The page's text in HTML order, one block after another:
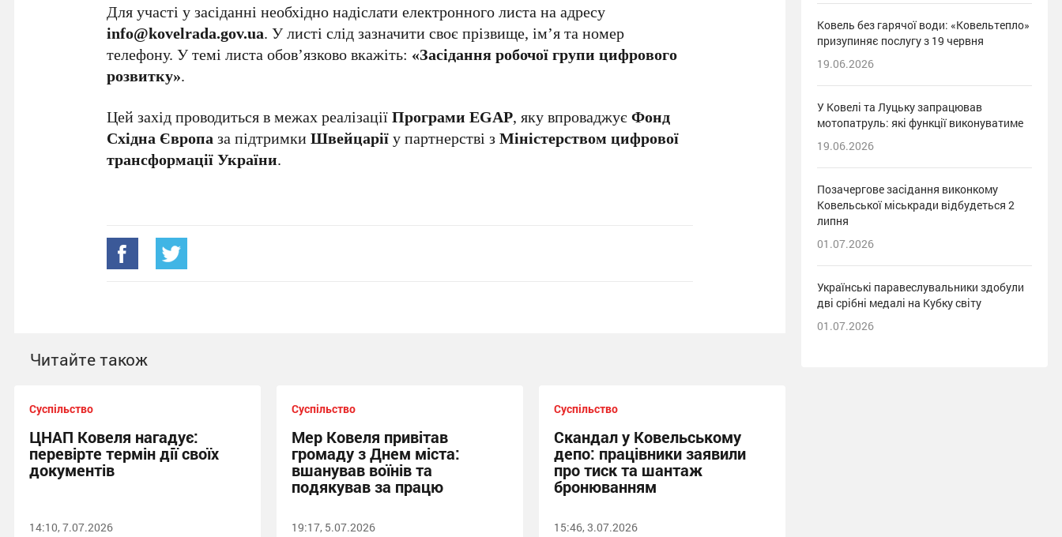
Для участі у засіданні необхідно надіслати електронного листа на адресу
info@kovelrada.gov.ua. У листі слід зазначити своє прізвище, ім’я та номер
телефону. У темі листа обов’язково вкажіть: «Засідання робочої групи цифрового
розвитку».
Цей захід проводиться в межах реалізаціїПрограми EGAP, яку впроваджуєФонд
Східна Європаза підтримкиШвейцаріїу партнерстві зМіністерством цифрової
трансформації України.
Читайте також
Суспільство
ЦНАП Ковеля нагадує:
перевірте термін дії своїх
документів
14:10, 7.07.2026
Суспільство
Мер Ковеля привітав
громаду з Днем міста:
вшанував воїнів та
подякував за працю
19:17, 5.07.2026
Суспільство
Скандал у Ковельському
депо: працівники заявили
про тиск та шантаж
бронюванням
15:46, 3.07.2026
Ковель без гарячої води: «Ковельтепло»
призупиняє послугу з 19 червня
19.06.2026
У Ковелі та Луцьку запрацював
мотопатруль: які функції виконуватиме
19.06.2026
Позачергове засідання виконкому
Ковельської міськради відбудеться 2
липня
01.07.2026
Українські паравеслувальники здобули
дві срібні медалі на Кубку світу
01.07.2026